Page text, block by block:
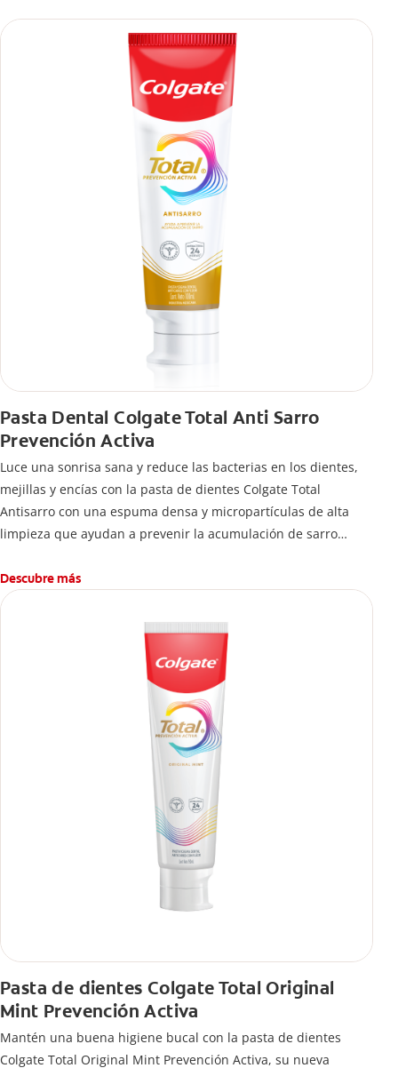
Pasta Dental Colgate Total Anti Sarro
Prevención Activa
Luce una sonrisa sana y reduce las bacterias en los dientes,
mejillas y encías con la pasta de dientes Colgate Total
Antisarro con una espuma densa y micropartículas de alta
limpieza que ayudan a prevenir la acumulación de sarro
Descubre más
Pasta de dientes Colgate Total Original
Mint Prevención Activa
Mantén una buena higiene bucal con la pasta de dientes
Colgate Total Original Mint Prevención Activa, su nueva